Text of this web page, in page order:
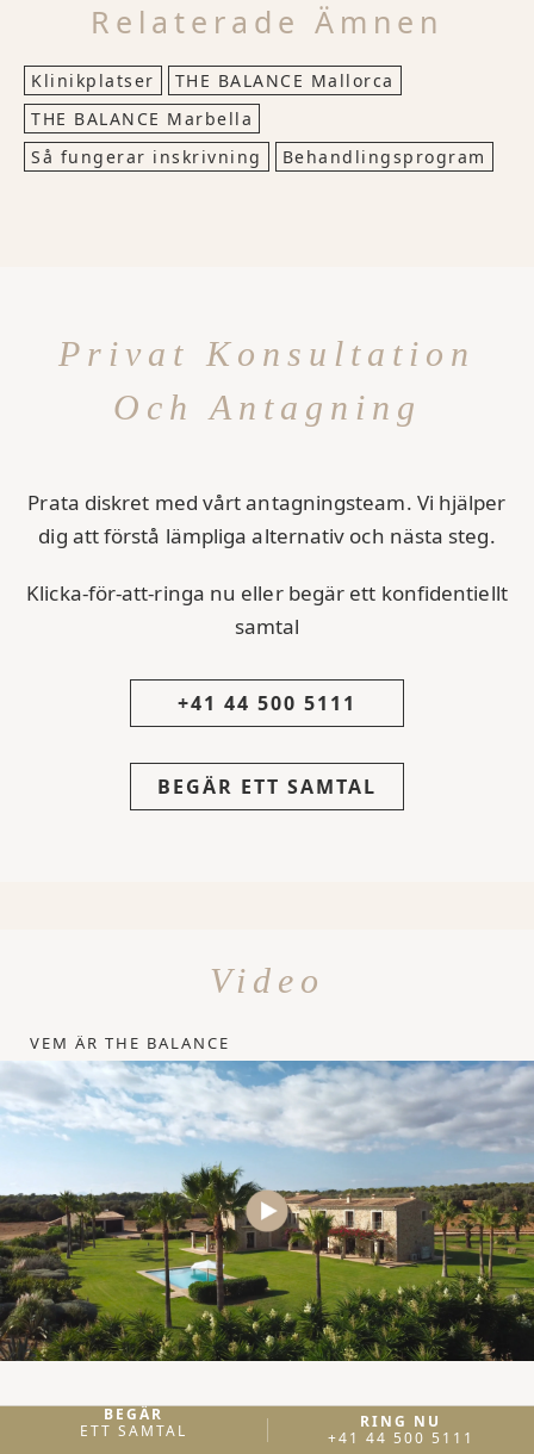
Relaterade Ämnen
Klinikplatser
THE BALANCE Mallorca
THE BALANCE Marbella
Så fungerar inskrivning
Behandlingsprogram
Privat Konsultation
Och Antagning
Prata diskret med vårt antagningsteam. Vi hjälper
dig att förstå lämpliga alternativ och nästa steg.
Klicka-för-att-ringa nu eller begär ett konfidentiellt
samtal
+41 44 500 5111
BEGÄR ETT SAMTAL
Video
VEM ÄR THE BALANCE
SE ALLA VIDEOR
BEGÄR
ETT SAMTAL
RING NU
+41 44 500 5111